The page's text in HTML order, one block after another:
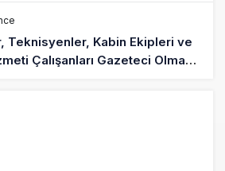
Teknisyenler, Kabin Ekipleri ve
Çalışanları Gazeteci Olmaya